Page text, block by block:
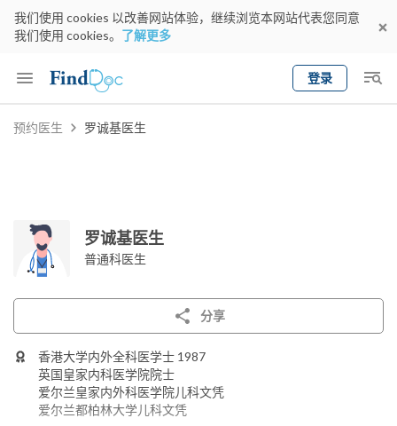
我们使用 cookies 以改善网站体验，继续浏览本网站代表您同意
我们使用 cookies。 了解更多
登录
Keyword
预约医生 罗诚基医生
罗诚基医生
普通科医生
分享
香港大学内外全科医学士 1987
英国皇家内科医学院院士
爱尔兰皇家内外科医学院儿科文凭
爱尔兰都柏林大学儿科文凭